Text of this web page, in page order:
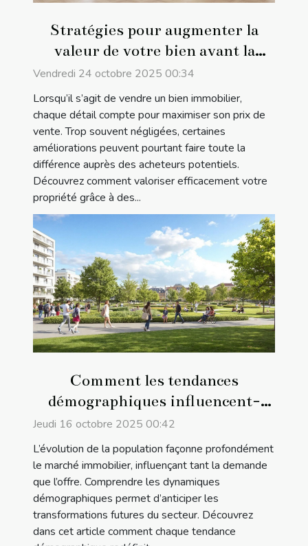
Stratégies pour augmenter la
valeur de votre bien avant la
vente
Vendredi 24 octobre 2025 00:34
Lorsqu’il s’agit de vendre un bien immobilier,
chaque détail compte pour maximiser son prix de
vente. Trop souvent négligées, certaines
améliorations peuvent pourtant faire toute la
différence auprès des acheteurs potentiels.
Découvrez comment valoriser efficacement votre
propriété grâce à des...
Comment les tendances
démographiques influencent-
elles le marché immobilier ?
Jeudi 16 octobre 2025 00:42
L’évolution de la population façonne profondément
le marché immobilier, influençant tant la demande
que l’offre. Comprendre les dynamiques
démographiques permet d’anticiper les
transformations futures du secteur. Découvrez
dans cet article comment chaque tendance